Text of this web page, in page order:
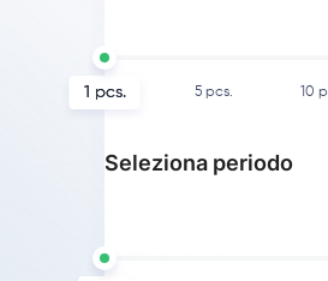
1 pcs. 5 pcs. 10
Seleziona periodo